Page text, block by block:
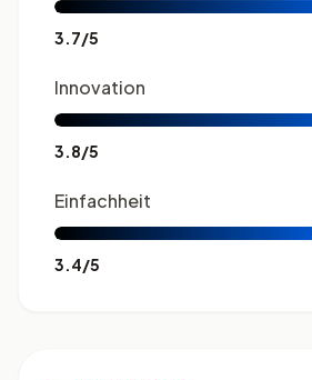
3.7/5
Innovation
3.8/5
Einfachheit
3.4/5